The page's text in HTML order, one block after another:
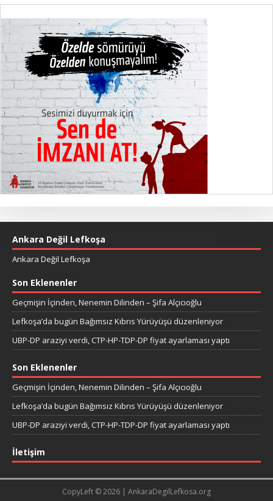
Ankara Değil Lefkoşa
Ankara Değil Lefkoşa
Son Eklenenler
Geçmişin İçinden, Nenemin Dilinden – Şifa Alçıcıoğlu
Lefkoşa’da bugün Bağımsız Kıbrıs Yürüyüşü düzenleniyor
UBP-DP araziyi verdi, CTP-HP-TDP-DP fiyat ayarlaması yaptı
Son Eklenenler
Geçmişin İçinden, Nenemin Dilinden – Şifa Alçıcıoğlu
Lefkoşa’da bugün Bağımsız Kıbrıs Yürüyüşü düzenleniyor
UBP-DP araziyi verdi, CTP-HP-TDP-DP fiyat ayarlaması yaptı
İletişim
CopyLeft © 2026 | AnkaraDegilLefkosa.org